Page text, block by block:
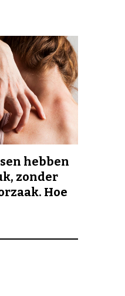
hebben
zonder
Hoe